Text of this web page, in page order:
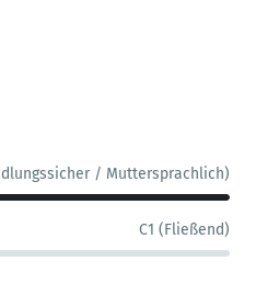
/ Muttersprachlich)
C1 (Fließend)